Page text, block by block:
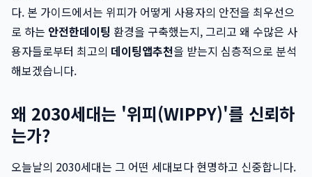
다. 본 가이드에서는 위피가 어떻게 사용자의 안전을 최우선으
로 하는 안전한데이팅 환경을 구축했는지, 그리고 왜 수많은 사
용자들로부터 최고의 데이팅앱추천을 받는지 심층적으로 분석
해보겠습니다.
왜 2030세대는 '위피(WIPPY)'를 신뢰하
는가?
오늘날의 2030세대는 그 어떤 세대보다 현명하고 신중합니다.